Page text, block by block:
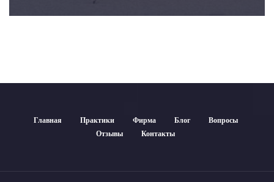
Главная Практики Фирма Блог
Вопросы
Отзывы
Контакты